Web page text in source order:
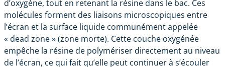
d’oxygène, tout en retenant la résine dans le bac. Ces
molécules forment des liaisons microscopiques entre
l’écran et la surface liquide communément appelée
« dead zone » (zone morte). Cette couche oxygénée
empêche la résine de polymériser directement au niveau
de l’écran, ce qui fait qu’elle peut continuer à s’écouler